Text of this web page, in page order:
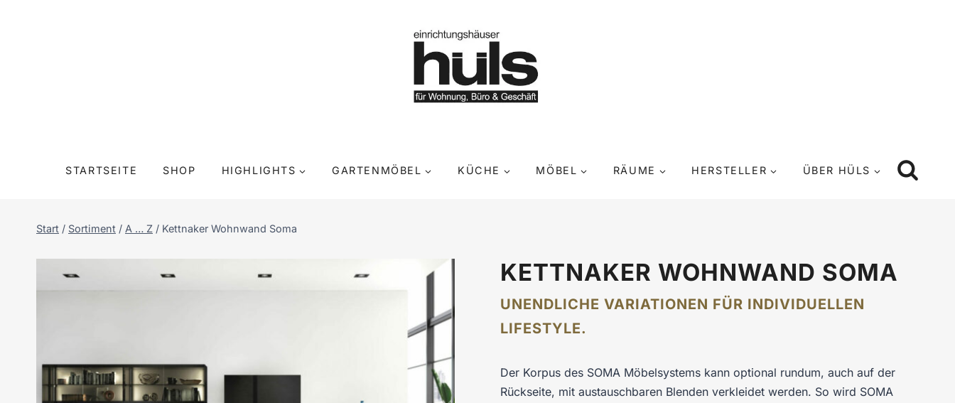
STARTSEITE SHOP HIGHLIGHTS GARTENMÖBEL KÜCHE MÖBEL RÄUME HERSTELLER ÜBER HÜLS
Start / Sortiment / A … Z / Kettnaker Wohnwand Soma
KETTNAKER WOHNWAND SOMA
UNENDLICHE VARIATIONEN FÜR INDIVIDUELLEN
LIFESTYLE.
Der Korpus des SOMA Möbelsystems kann optional rundum, auch auf der
Rückseite, mit austauschbaren Blenden verkleidet werden. So wird SOMA